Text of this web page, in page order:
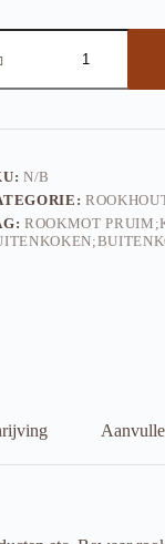
N/B
ROOKMOT